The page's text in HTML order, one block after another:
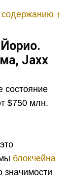
содержанию ↑
Jaxx
состояние
$750 млн.
блокчейна
значимости